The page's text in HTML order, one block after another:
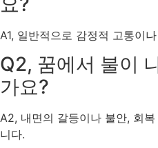
A1, 일반적으로 감정적 고통이
Q2, 꿈에서 불이
가요?
A2, 내면의 갈등이나 불안, 회
니다.